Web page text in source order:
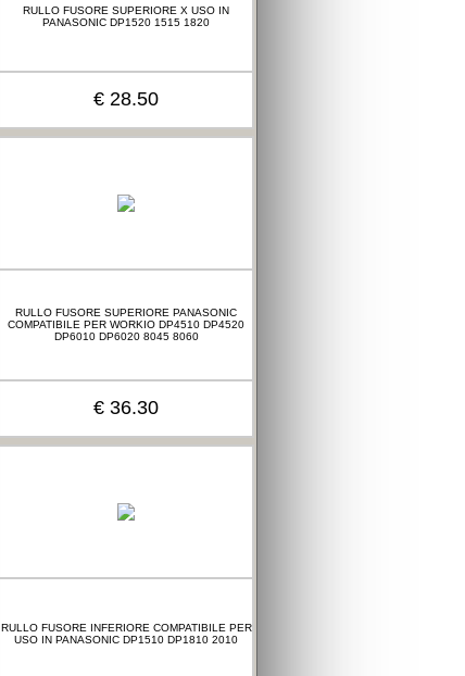
RULLO FUSORE SUPERIORE X USO IN
PANASONIC DP1520 1515 1820
€ 28.50
RULLO FUSORE SUPERIORE PANASONIC
COMPATIBILE PER WORKIO DP4510 DP4520
DP6010 DP6020 8045 8060
€ 36.30
RULLO FUSORE INFERIORE COMPATIBILE PER
USO IN PANASONIC DP1510 DP1810 2010